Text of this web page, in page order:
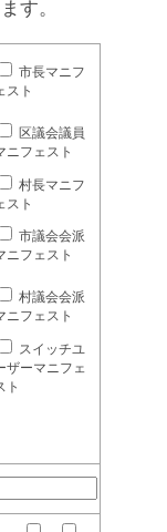
す。
市長マニフ
スト
区議会議員
ニフェスト
村長マニフ
スト
市議会会派
ニフェスト
村議会会派
ニフェスト
スイッチユ
ザーマニフェ
ト